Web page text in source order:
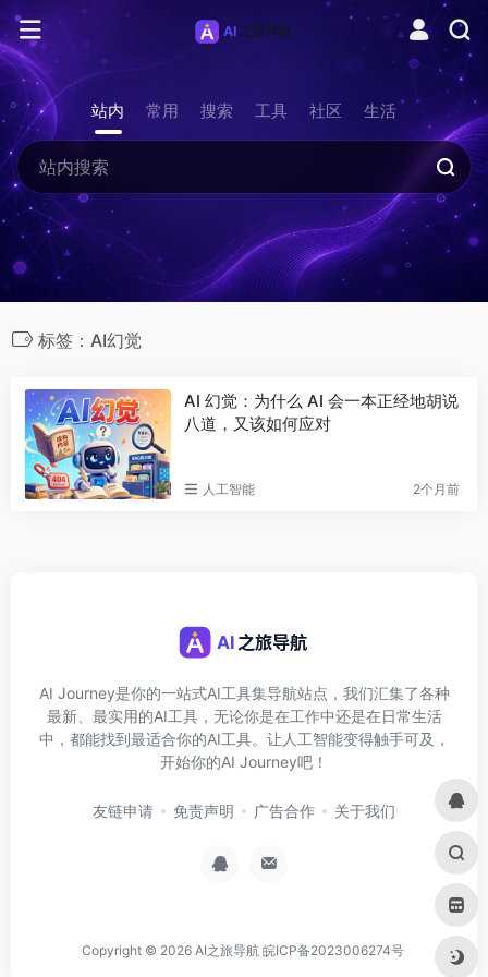
站内 常用 搜索 工具 社区 生活
标签：AI幻觉
AI 幻觉：为什么 AI 会一本正经地胡说
八道，又该如何应对
人工智能 2个月前
AI Journey是你的一站式AI工具集导航站点，我们汇集了各种
最新、最实用的AI工具，无论你是在工作中还是在日常生活
中，都能找到最适合你的AI工具。让人工智能变得触手可及，
开始你的AI Journey吧！
友链申请 免责声明 广告合作 关于我们
Copyright © 2026 AI之旅导航 皖ICP备2023006274号